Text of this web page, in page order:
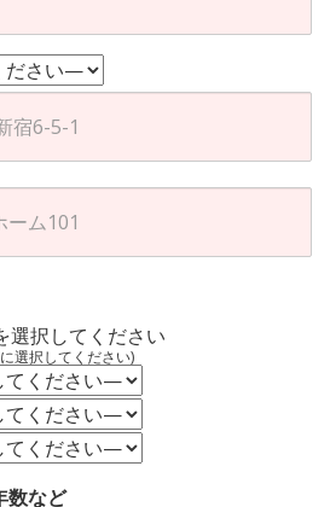
選択してください
選択してください)
数など